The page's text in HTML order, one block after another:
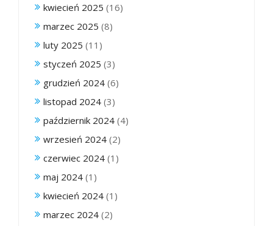
kwiecień 2025 (16)
marzec 2025 (8)
luty 2025 (11)
styczeń 2025 (3)
grudzień 2024 (6)
listopad 2024 (3)
październik 2024 (4)
wrzesień 2024 (2)
czerwiec 2024 (1)
maj 2024 (1)
kwiecień 2024 (1)
marzec 2024 (2)